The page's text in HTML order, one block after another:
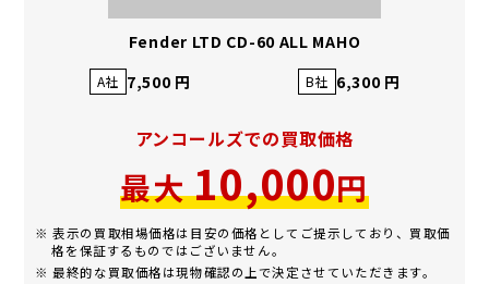
Fender LTD CD-60 ALL MAHO
A社 7,500 円 B社 6,300 円
アンコールズでの買取価格
最大10,000円
※ 表示の買取相場価格は目安の価格としてご提示しており、買取価
格を保証するものではございません。
※ 最終的な買取価格は現物確認の上で決定させていただきます。